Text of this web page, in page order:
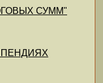
СУММ"